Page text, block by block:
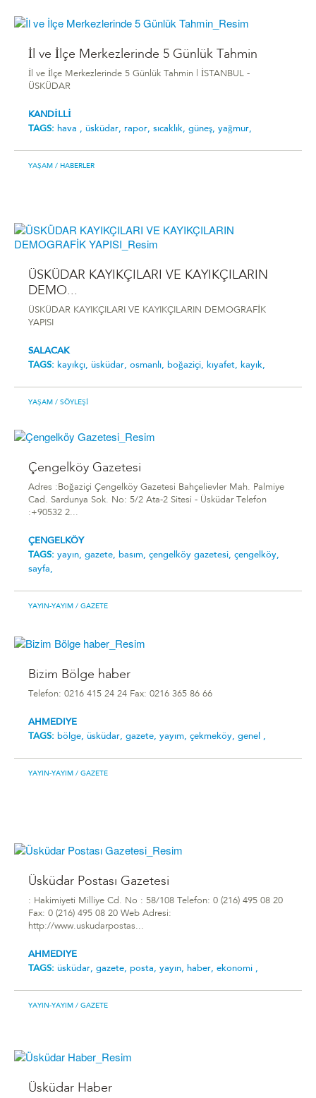
İl ve İlçe Merkezlerinde 5 Günlük Tahmin
İl ve İlçe Merkezlerinde 5 Günlük Tahmin | İSTANBUL -
ÜSKÜDAR
KANDİLLİ
TAGS: hava , üsküdar, rapor, sıcaklık, güneş, yağmur,
YAŞAM / HABERLER
ÜSKÜDAR KAYIKÇILARI VE KAYIKÇILARIN
DEMO...
ÜSKÜDAR KAYIKÇILARI VE KAYIKÇILARIN DEMOGRAFİK
YAPISI
SALACAK
TAGS: kayıkçı, üsküdar, osmanlı, boğaziçi, kıyafet, kayık,
YAŞAM / SÖYLEŞI
Çengelköy Gazetesi
Adres :Boğaziçi Çengelköy Gazetesi Bahçelievler Mah. Palmiye
Cad. Sardunya Sok. No: 5/2 Ata-2 Sitesi - Üsküdar Telefon
:+90532 2...
ÇENGELKÖY
TAGS: yayın, gazete, basım, çengelköy gazetesi, çengelköy,
sayfa,
YAYIN-YAYIM / GAZETE
Bizim Bölge haber
Telefon: 0216 415 24 24 Fax: 0216 365 86 66
AHMEDIYE
TAGS: bölge, üsküdar, gazete, yayım, çekmeköy, genel ,
YAYIN-YAYIM / GAZETE
Üsküdar Postası Gazetesi
: Hakimiyeti Milliye Cd. No : 58/108 Telefon: 0 (216) 495 08 20
Fax: 0 (216) 495 08 20 Web Adresi:
http://www.uskudarpostas...
AHMEDIYE
TAGS: üsküdar, gazete, posta, yayın, haber, ekonomi ,
YAYIN-YAYIM / GAZETE
Üsküdar Haber